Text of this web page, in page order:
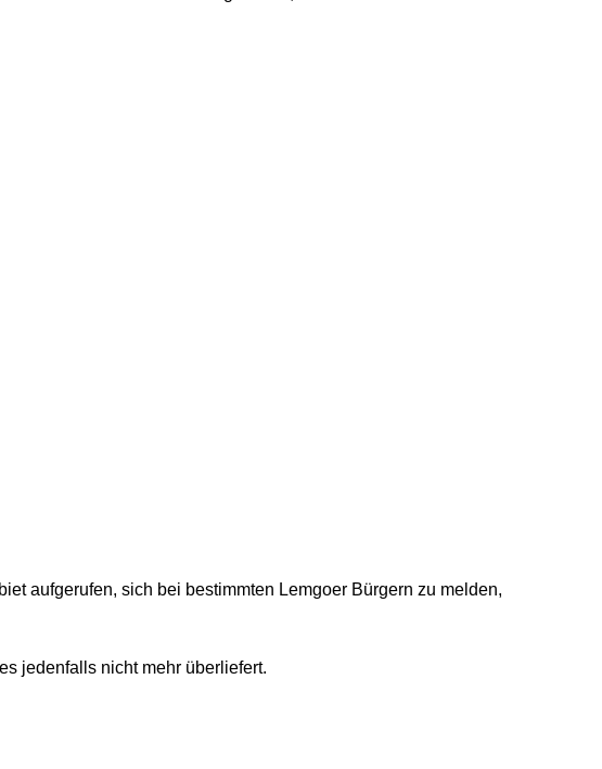
aufgerufen, sich bei bestimmten Lemgoer Bürgern zu melden,
jedenfalls nicht mehr überliefert.